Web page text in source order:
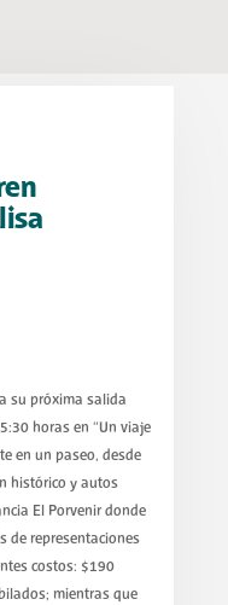
su próxima salida
horas en “Un viaje
en un paseo, desde
histórico y autos
El Porvenir donde
de representaciones
costos: $190
mientras que